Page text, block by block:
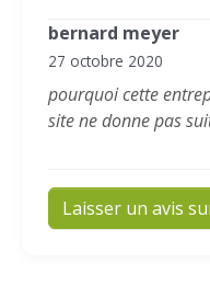
bernard meyer
27 octobre 2020
pourquoi cette
site ne donne pas
Laisser un avis